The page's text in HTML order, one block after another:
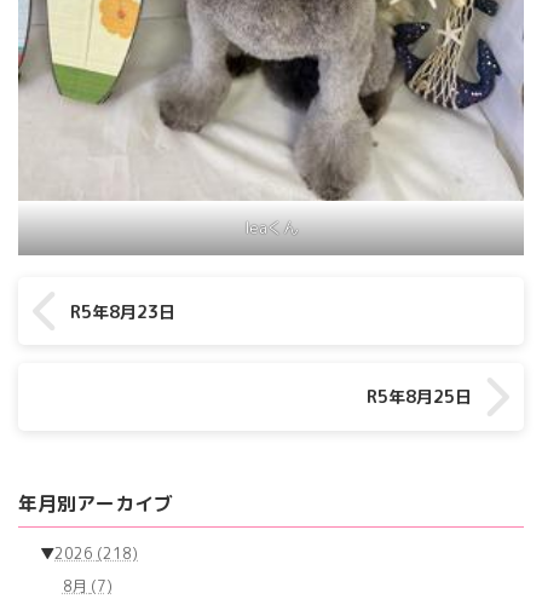
leaくん
R5年8月23日
R5年8月25日
年月別アーカイブ
▼2026 (218)
8月 (7)